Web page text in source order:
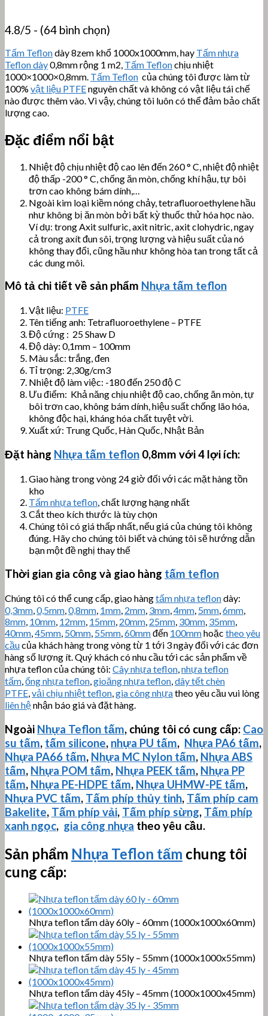
4.8/5 - (64 bình chọn)
Tấm Teflondày 8zem khổ 1000x1000mm, hay Tấm nhựa
Teflon dày0,8mm rộng 1 m2, Tấm Teflonchịu nhiệt
1000×1000×0,8mm. Tấm Teflon của chúng tôi được làm từ
100% vật liệu PTFEnguyên chất và không có vật liệu tái chế
nào được thêm vào. Vì vậy, chúng tôi luôn có thể đảm bảo chất
lượng cao.
Đặc điểm nổi bật
Nhiệt độ chịu nhiệt độ cao lên đến 260 ° C, nhiệt độ nhiệt
độ thấp -200 ° C, chống ăn mòn, chống khí hậu, tự bôi
trơn cao không bám dính,…
Ngoài kim loại kiềm nóng chảy, tetrafluoroethylene hầu
như không bị ăn mòn bởi bất kỳ thuốc thử hóa học nào.
Ví dụ: trong Axit sulfuric, axit nitric, axit clohydric, ngay
cả trong axít đun sôi, trọng lượng và hiệu suất của nó
không thay đổi, cũng hầu như không hòa tan trong tất cả
các dung môi.
Mô tả chi tiết về sản phẩm Nhựa tấm teflon
Vật liệu: PTFE
Tên tiếng anh: Tetrafluoroethylene – PTFE
Độ cứng : 25 Shaw D
Độ dày: 0,1mm – 100mm
Màu sắc: trắng, đen
Tỉ trọng: 2,30g/cm3
Nhiệt độ làm việc: -180 đến 250 độ C
Ưu điểm: Khả năng chịu nhiệt độ cao, chống ăn mòn, tự
bôi trơn cao, không bám dính, hiệu suất chống lão hóa,
không độc hại, kháng hóa chất tuyệt vời.
Xuất xứ: Trung Quốc, Hàn Quốc, Nhật Bản
Đặt hàng Nhựa tấm teflon 0,8mm với 4 lợi ích:
Giao hàng trong vòng 24 giờ đối với các mặt hàng tồn
kho
Tấm nhựa teflon , chất lượng hạng nhất
Cắt theo kích thước là tùy chọn
Chúng tôi có giá thấp nhất, nếu giá của chúng tôi không
đúng. Hãy cho chúng tôi biết và chúng tôi sẽ hướng dẫn
bạn một đề nghị thay thế
Thời gian gia công và giao hàng tấm teflon
Chúng tôi có thể cung cấp, giao hàngtấm nhựa teflondày:
0,3mm,0,5mm,0,8mm, 1mm, 2mm, 3mm,4mm, 5mm,6mm,
8mm, 10mm, 12mm, 15mm, 20mm, 25mm, 30mm, 35mm,
40mm,45mm, 50mm, 55mm,60mmđến 100mmhoặc theo yêu
cầucủa khách hàng trong vòng từ 1 tới 3 ngày đối với các đơn
hàng số lượng ít. Quý khách có nhu cầu tới các sản phẩm về
nhựa teflon của chúng tôi: Cây nhựa teflon,nhựa teflon
tấm,ống nhựa teflon,gioăng nhựa teflon,dây tết chèn
PTFE,vải chịu nhiệt teflon,gia công nhựatheo yêu cầu vui lòng
liên hệnhận báo giá và đặt hàng.
Ngoài Nhựa Teflon tấm, chúng tôi có cung cấp: Cao
su tấm, tấm silicone, nhựa PU tấm, Nhựa PA6 tấm,
Nhựa PA66 tấm, Nhựa MC Nylon tấm, Nhựa ABS
tấm, Nhựa POM tấm, Nhựa PEEK tấm, Nhựa PP
tấm, Nhựa PE-HDPE tấm, Nhựa UHMW-PE tấm,
Nhựa PVC tấm, Tấm phíp thủy tinh, Tấm phíp cam
Bakelite, Tấm phíp vải, Tấm phíp sừng, Tấm phíp
xanh ngọc, gia công nhựa theo yêu cầu.
Sản phẩm Nhựa Teflon tấm chung tôi
cung cấp:
Nhựa teflon tấm dày 60ly – 60mm (1000x1000x60mm)
Nhựa teflon tấm dày 55ly – 55mm (1000x1000x55mm)
Nhựa teflon tấm dày 45ly – 45mm (1000x1000x45mm)